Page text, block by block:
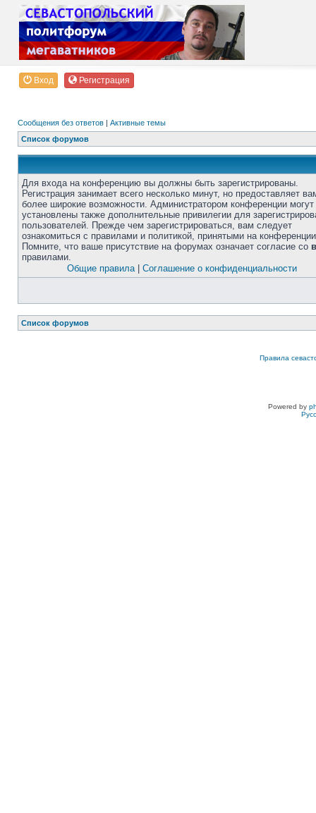
Вход Регистрация
Сообщения без ответов | Активные темы
Список форумов
Для входа на конференцию вы должны быть зарегистрированы.
Регистрация занимает всего несколько минут, но предоставляет
более широкие возможности. Администратором конференции
установлены также дополнительные привилегии для
пользователей. Прежде чем зарегистрироваться, вам следует
ознакомиться с правилами и политикой, принятыми на
Помните, что ваше присутствие на форумах означает согласие со
правилами.
Общие правила| Соглашение о конфиденциальности
Список форумов
Правила
Powered by